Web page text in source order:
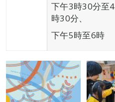
下午3時30分至4
時30分、
下午5時至6時